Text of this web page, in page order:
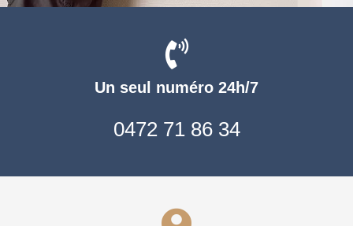
Un seul numéro 24h/7
0472 71 86 34